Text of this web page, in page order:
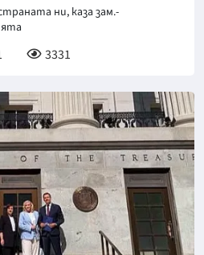
ни, каза зам.-
3331